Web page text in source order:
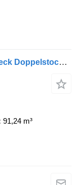
Schmitz Cargobull SKO 24 Double deck Doppelstock Lift Axle
91,24 m³